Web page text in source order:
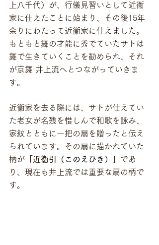
上八千代）が、行儀見習いとして近衞
家に仕えたことに始まり、その後15年
余りにわたって近衞家に仕えました。
もともと舞の才能に秀でていたサトは
舞で生きていくことを勧められ、それ
が京舞 井上流へとつながっていきま
す。
近衞家を去る際には、サトが仕えてい
た老女が名残を惜しんで和歌を詠み、
家紋とともに一把の扇を贈ったと伝え
られています。その扇に描かれていた
柄が 「近衞引（ このえひき ）」
であ
り、現在も井上流では重要な扇の柄で
す。